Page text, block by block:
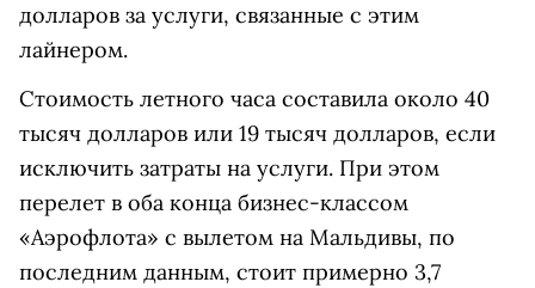
долларов за услуги, связанные с этим
лайнером.
Стоимость летного часа составила около 40
тысяч долларов или 19 тысяч долларов, если
исключить затраты на услуги. При этом
перелет в оба конца бизнес-классом
«Аэрофлота» с вылетом на Мальдивы, по
последним данным, стоит примерно 3,7